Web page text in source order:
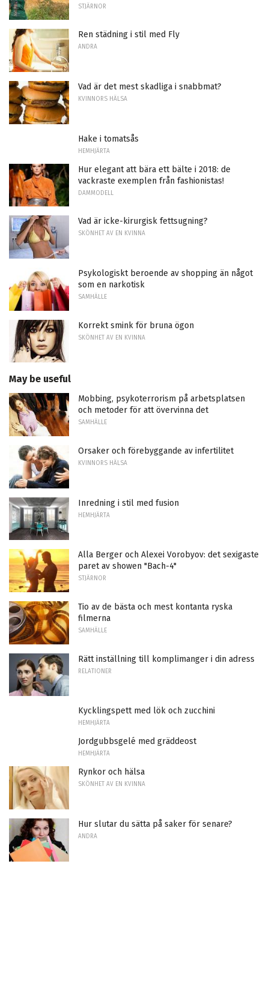
STJÄRNOR
Ren städning i stil med Fly
ANDRA
Vad är det mest skadliga i snabbmat?
KVINNORS HÄLSA
Hake i tomatsås
HEMHJÄRTA
Hur elegant att bära ett bälte i 2018: de
vackraste exemplen från fashionistas!
DAMMODELL
Vad är icke-kirurgisk fettsugning?
SKÖNHET AV EN KVINNA
Psykologiskt beroende av shopping än något
som en narkotisk
SAMHÄLLE
Korrekt smink för bruna ögon
SKÖNHET AV EN KVINNA
May be useful
Mobbing, psykoterrorism på arbetsplatsen
och metoder för att övervinna det
SAMHÄLLE
Orsaker och förebyggande av infertilitet
KVINNORS HÄLSA
Inredning i stil med fusion
HEMHJÄRTA
Alla Berger och Alexei Vorobyov: det sexigaste
paret av showen "Bach-4"
STJÄRNOR
Tio av de bästa och mest kontanta ryska
filmerna
SAMHÄLLE
Rätt inställning till komplimanger i din adress
RELATIONER
Kycklingspett med lök och zucchini
HEMHJÄRTA
Jordgubbsgelé med gräddeost
HEMHJÄRTA
Rynkor och hälsa
SKÖNHET AV EN KVINNA
Hur slutar du sätta på saker för senare?
ANDRA